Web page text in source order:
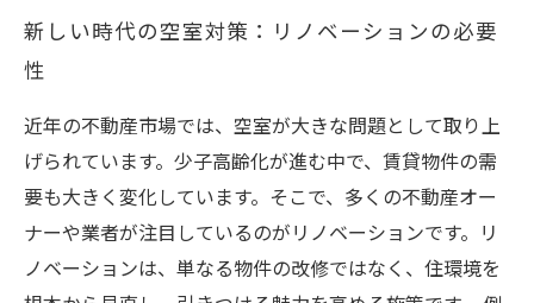
ンアイデア
ポイント
空室対策を成功させるためのステップバイステ
ップガイド
リノベーションで未来を切り拓く：次世代の賃
貸戦略
新しい時代の空室対策：リノベーションの必要
性
近年の不動産市場では、空室が大きな問題として取り上
げられています。少子高齢化が進む中で、賃貸物件の需
要も大きく変化しています。そこで、多くの不動産オー
ナーや業者が注目しているのがリノベーションです。リ
ノベーションは、単なる物件の改修ではなく、住環境を